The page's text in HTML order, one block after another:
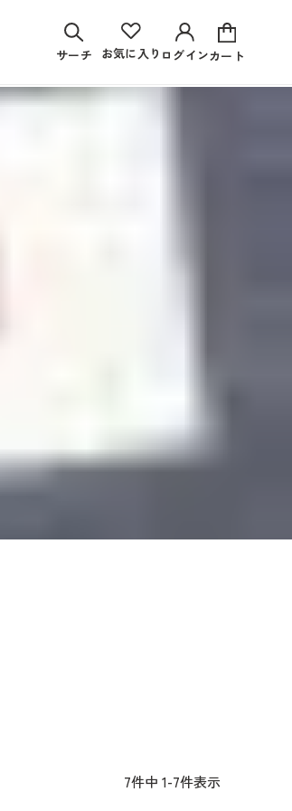
サーチ お気に入り ログインカート
7件中 1-7件表示